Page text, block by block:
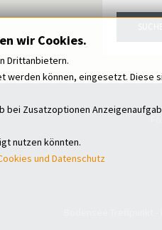
wir Cookies.
Drittanbietern.
werden können, eingesetzt. Diese
bei Zusatzoptionen
nutzen könnten.
und Datenschutz